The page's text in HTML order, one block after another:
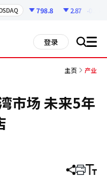
798.8 2.87 -0.36%
登录 搜 all
主页 产业
市场 未来5年
分 打 调